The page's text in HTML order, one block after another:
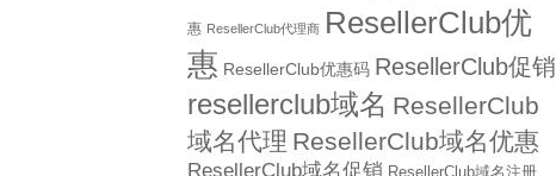
惠 ResellerClub代理商 ResellerClub优
惠 ResellerClub优惠码 ResellerClub促销
resellerclub域名 ResellerClub
域名代理 ResellerClub域名优惠
ResellerClub域名促销 ResellerClub域名注册